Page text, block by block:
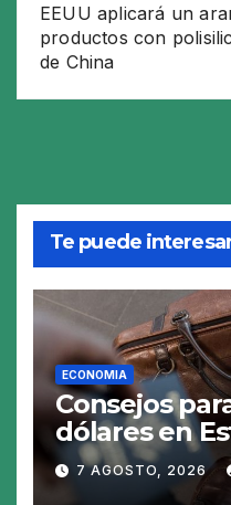
EEUU aplicará un
productos con
de China
Te puede
ECONOMIA
Consejos
dólares en
claves para
en el viaje
7 AGOSTO, 2026